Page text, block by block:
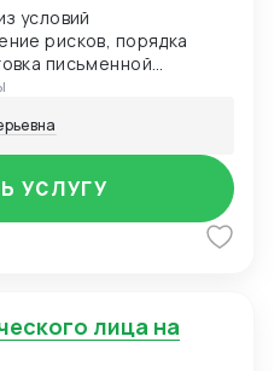
условий
рисков, порядка
письменной
с определением
УСЛУГУ